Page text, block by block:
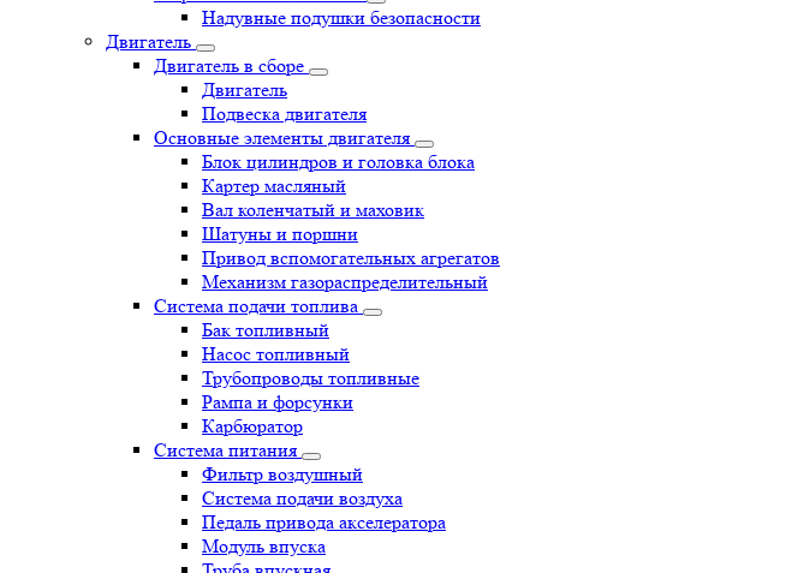
Надувные подушки безопасности
Двигатель
Двигатель в сборе
Двигатель
Подвеска двигателя
Основные элементы двигателя
Блок цилиндров и головка блока
Картер масляный
Вал коленчатый и маховик
Шатуны и поршни
Привод вспомогательных агрегатов
Механизм газораспределительный
Система подачи топлива
Бак топливный
Насос топливный
Трубопроводы топливные
Рампа и форсунки
Карбюратор
Система питания
Фильтр воздушный
Система подачи воздуха
Педаль привода акселератора
Модуль впуска